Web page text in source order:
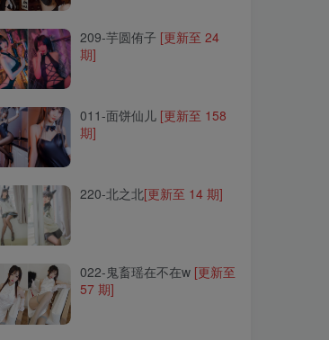
011-面饼仙儿
220-北之北
209-芋圆侑子 [更新至 24
期]
011-面饼仙儿 [更新至 158
期]
220-北之北[更新至 14 期]
022-鬼畜瑶在不在w [更新至
57 期]